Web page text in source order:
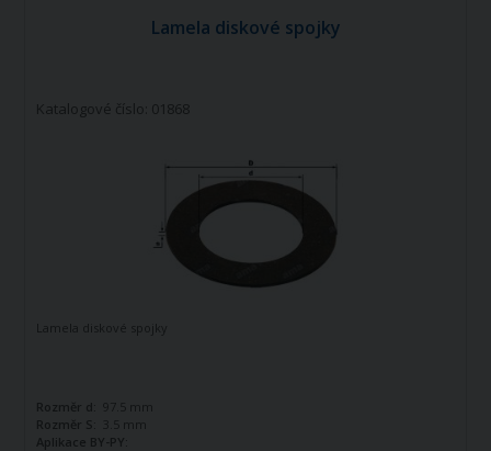
Lamela diskové spojky
Katalogové číslo: 01868
Lamela diskové spojky
Rozměr d:
97.5 mm
Rozměr S:
3.5 mm
Aplikace BY-PY: